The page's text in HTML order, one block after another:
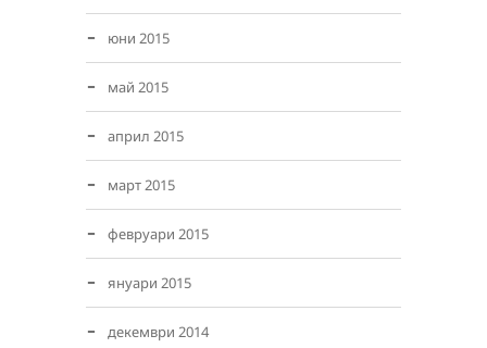
юни 2015
май 2015
април 2015
март 2015
февруари 2015
януари 2015
декември 2014